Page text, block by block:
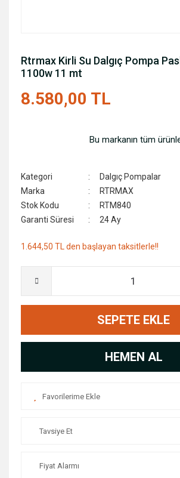
Rtrmax Kirli Su Dalgıç Pompa
1100w 11 mt
8.580,00 TL
Bu markanın tüm
Kategori
Dalgıç Pompalar
Marka
RTRMAX
Stok Kodu
RTM840
Garanti Süresi
24 Ay
1.644,50 TL den başlayan taksitlerle!!
SEPETE EKLE
HEMEN AL
Tavsiye Et
Fiyat Alarmı